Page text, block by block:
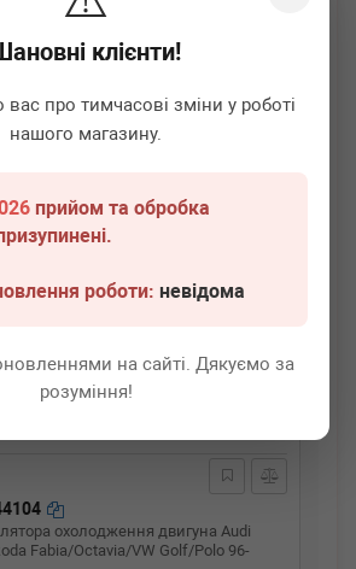
клієнти!
про тимчасові зміни у роботі
нашого магазину.
прийом та обробка
роботи:невідома
на сайті. Дякуємо за
розуміння!
Докладніше
охолодження двигуна Audi
Fabia/Octavia/VW Golf/Polo 96-